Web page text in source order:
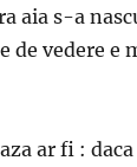
aia s-a
de vedere e
ar fi :